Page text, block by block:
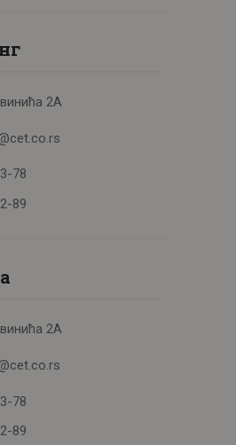
2А
78
89
2А
78
89